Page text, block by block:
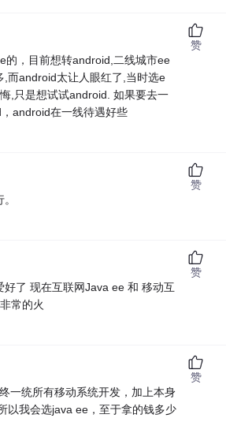
的，目前想转android,二线城市ee
,而android太让人眼红了,当时选e
,只是想试试android. 如果要去一
android在一线待遇好些
赞
赞
好了 现在互联网Java ee 和 移动互
常的火
赞
一统所有移动系统开发，加上本身
以我会选java ee，至于拿的钱多少
赞